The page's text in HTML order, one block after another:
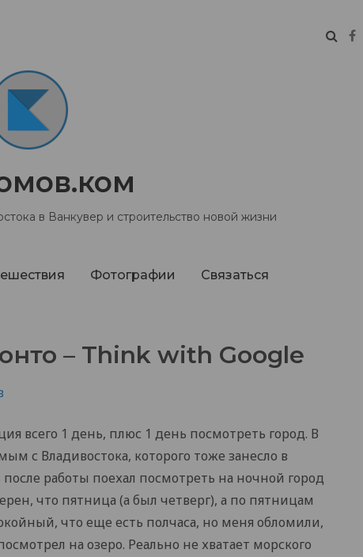
в Ванкувер и строительство новой жизни
Фотографии Связаться
– Think with Google
всего 1 день, плюс 1 день посмотреть город. В
с Владивостока, которого тоже занесло в
работы поехал посмотреть на ночной город
что пятница (а был четверг), а по пятницам
что еще есть полчаса, но меня обломили,
на озеро. Реально не хватает морского